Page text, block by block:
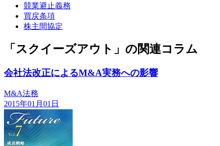
競業避止義務
買戻条項
株主間協定
「スクイーズアウト」の関連コラム
会社法改正によるM&A実務への影響
M&A法務
2015年01月01日